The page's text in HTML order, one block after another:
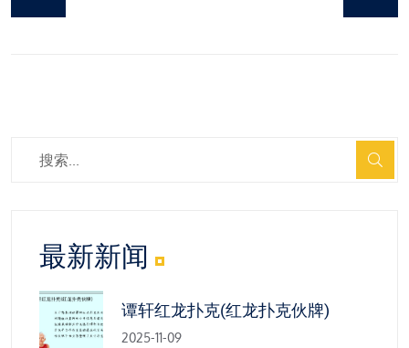
最新新闻
谭轩红龙扑克(红龙扑克伙牌)
2025-11-09